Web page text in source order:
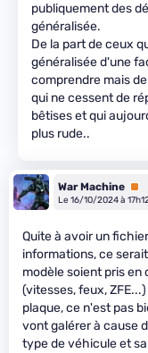
publiquement des
généralisée.
De la part de ceux
généralisée d'une
comprendre mais
qui ne cessent de
bêtises et qui
plus rude..
War Machine
Le 16/10/2024 à
Quite à avoir un
informations, ce
modèle soient pris
(vitesses, feux,
plaque, ce n'est pas
vont galérer à cause
type de véhicule et